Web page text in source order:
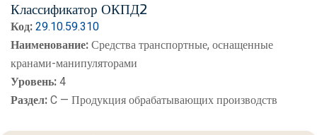
Классификатор ОКПД2
Код:29.10.59.310
Наименование:Средства транспортные, оснащенные
кранами-манипуляторами
Уровень:4
Раздел:C — Продукция обрабатывающих производств